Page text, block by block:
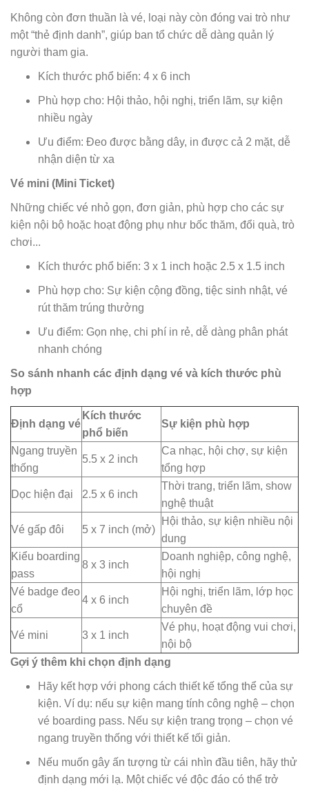
Không còn đơn thuần là vé, loại này còn đóng vai trò như
một “thẻ định danh”, giúp ban tổ chức dễ dàng quản lý
người tham gia.
Kích thước phổ biến: 4 x 6 inch
Phù hợp cho: Hội thảo, hội nghị, triển lãm, sự kiện
nhiều ngày
Ưu điểm: Đeo được bằng dây, in được cả 2 mặt, dễ
nhận diện từ xa
Vé mini (Mini Ticket)
Những chiếc vé nhỏ gọn, đơn giản, phù hợp cho các sự
kiện nội bộ hoặc hoạt động phụ như bốc thăm, đổi quà, trò
chơi...
Kích thước phổ biến: 3 x 1 inch hoặc 2.5 x 1.5 inch
Phù hợp cho: Sự kiện cộng đồng, tiệc sinh nhật, vé
rút thăm trúng thưởng
Ưu điểm: Gọn nhẹ, chi phí in rẻ, dễ dàng phân phát
nhanh chóng
So sánh nhanh các định dạng vé và kích thước phù
hợp
Định dạng vé
Kích thước
phổ biến
Sự kiện phù hợp
Ngang truyền
thống
5.5 x 2 inch
Ca nhạc, hội chợ, sự kiện
tổng hợp
Dọc hiện đại 2.5 x 6 inch
Thời trang, triển lãm, show
nghệ thuật
Vé gấp đôi 5 x 7 inch (mở)
Hội thảo, sự kiện nhiều nội
dung
Kiểu boarding
pass
8 x 3 inch
Doanh nghiệp, công nghệ,
hội nghị
Vé badge đeo
cổ
4 x 6 inch
Hội nghị, triển lãm, lớp học
chuyên đề
Vé mini 3 x 1 inch
Vé phụ, hoạt động vui chơi,
nội bộ
Gợi ý thêm khi chọn định dạng
Hãy kết hợp với phong cách thiết kế tổng thể của sự
kiện. Ví dụ: nếu sự kiện mang tính công nghệ – chọn
vé boarding pass. Nếu sự kiện trang trọng – chọn vé
ngang truyền thống với thiết kế tối giản.
Nếu muốn gây ấn tượng từ cái nhìn đầu tiên, hãy thử
định dạng mới lạ. Một chiếc vé độc đáo có thể trở